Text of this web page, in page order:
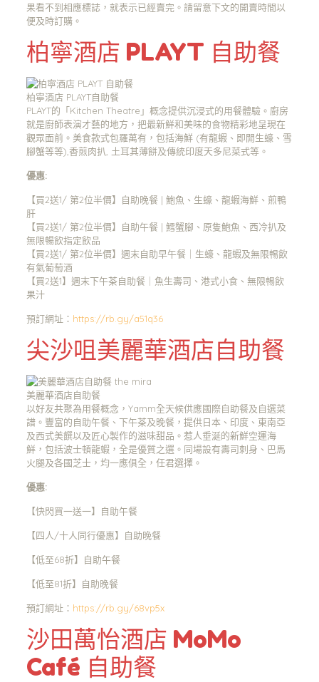
果看不到相應標誌，就表示已經賣完。請留意下文的開賣時間以
便及時訂購。
柏寧酒店 PLAYT 自助餐
柏寧酒店 PLAYT自助餐
PLAYT的「Kitchen Theatre」概念提供沉浸式的用餐體驗。廚房
就是廚師表演才藝的地方，把最新鮮和美味的食物精彩地呈現在
觀眾面前。美食款式包羅萬有，包括海鮮 (有龍蝦、即開生蠔、雪
腳蟹等等),香煎肉扒, 土耳其薄餅及傳統印度天多尼菜式等。
優惠:
【買2送1/ 第2位半價】自助晚餐 | 鮑魚、生蠔、龍蝦海鮮、煎鴨
肝
【買2送1/ 第2位半價】自助午餐 | 鱈蟹腳、原隻鮑魚、西冷扒及
無限暢飲指定飲品
【買2送1/ 第2位半價】週末自助早午餐｜生蠔、龍蝦及無限𣈱飲
有氣葡萄酒
【買2送1】週末下午茶自助餐｜魚生壽司、港式小食、無限𣈱飲
果汁
預訂網址： https://rb.gy/a51q36
尖沙咀美麗華酒店自助餐
美麗華酒店自助餐
以好友共聚為用餐概念，Yamm全天候供應國際自助餐及自選菜
譜。豐富的自助午餐、下午茶及晚餐，提供日本、印度、東南亞
及西式美饌以及匠心製作的滋味甜品。惹人垂涎的新鮮空運海
鮮，包括波士頓龍蝦，全是優質之選。同場設有壽司刺身、巴馬
火腿及各國芝士，均一應俱全，任君選擇。
優惠:
【快閃買一送一】自助午餐
【四人/十人同行優惠】自助晚餐
【低至68折】自助午餐
【低至81折】自助晚餐
預訂網址： https://rb.gy/68vp5x
沙田萬怡酒店 MoMo
Café 自助餐